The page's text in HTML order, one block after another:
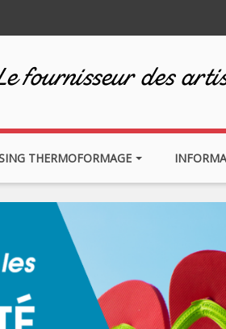
fournisseur des
THERMOFORMAGE